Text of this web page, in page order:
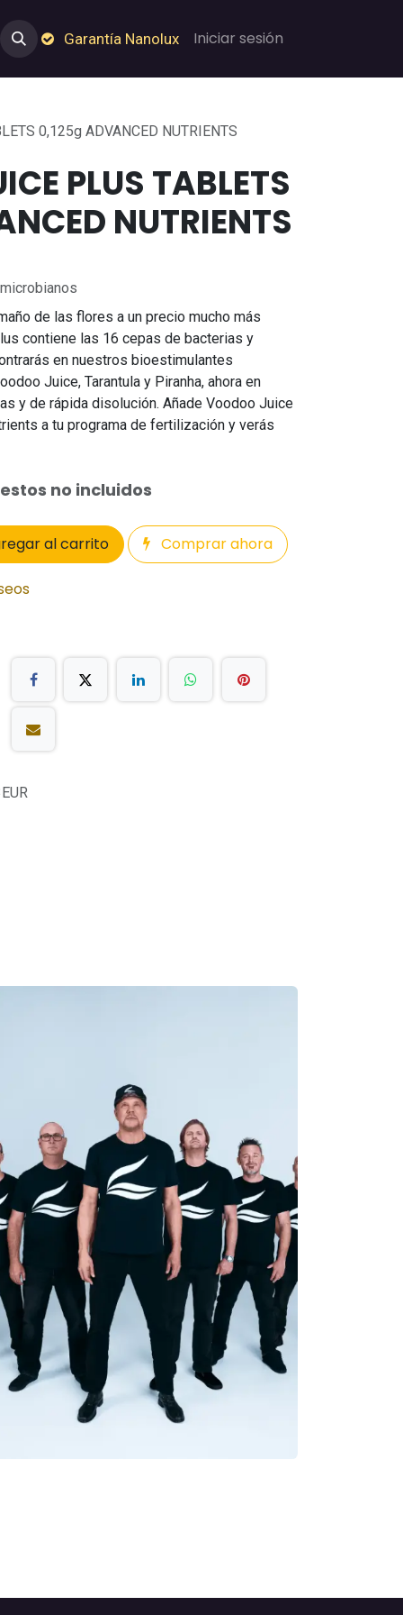
Nosotros Empleos Garantía de Nanolux
Garantía Nanolux Iniciar sesión
0,125g ADVANCED NUTRIENTS
PLUS TABLETS
NUTRIENTS
de las flores a un precio mucho más
contiene las 16 cepas de bacterias y
en nuestros bioestimulantes
Juice, Tarantula y Piranha, ahora en
y de rápida disolución. Añade Voodoo Juice
a tu programa de fertilización y verás
no incluidos
al carrito Comprar ahora